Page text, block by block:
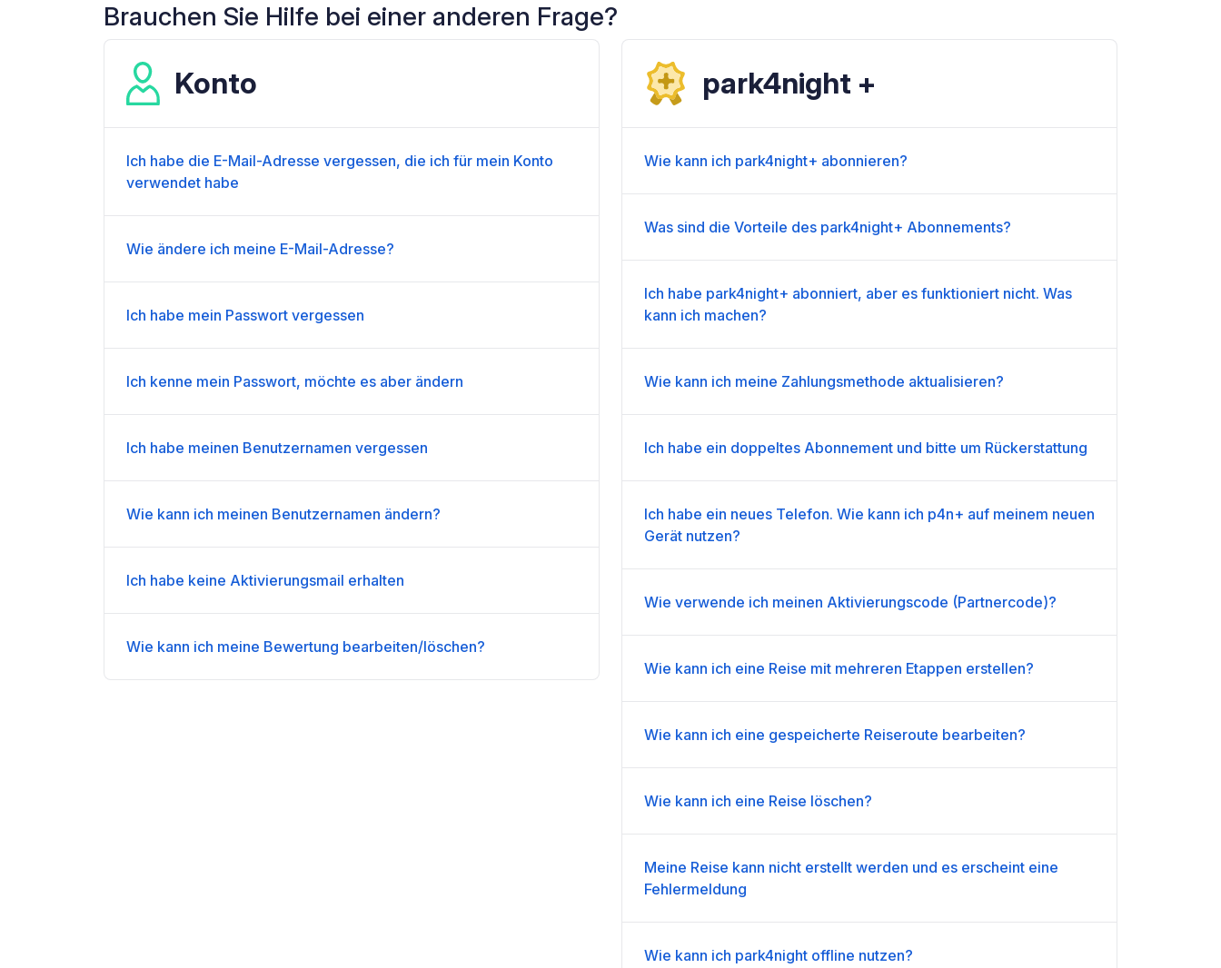
Brauchen Sie Hilfe bei einer anderen Frage?
Konto
Ich habe die E-Mail-Adresse vergessen, die ich für mein Konto
verwendet habe
Wie ändere ich meine E-Mail-Adresse?
Ich habe mein Passwort vergessen
Ich kenne mein Passwort, möchte es aber ändern
Ich habe meinen Benutzernamen vergessen
Wie kann ich meinen Benutzernamen ändern?
Ich habe keine Aktivierungsmail erhalten
Wie kann ich meine Bewertung bearbeiten/löschen?
park4night +
Wie kann ich park4night+ abonnieren?
Was sind die Vorteile des park4night+ Abonnements?
Ich habe park4night+ abonniert, aber es funktioniert nicht. Was
kann ich machen?
Wie kann ich meine Zahlungsmethode aktualisieren?
Ich habe ein doppeltes Abonnement und bitte um Rückerstattung
Ich habe ein neues Telefon. Wie kann ich p4n+ auf meinem neuen
Gerät nutzen?
Wie verwende ich meinen Aktivierungscode (Partnercode)?
Wie kann ich eine Reise mit mehreren Etappen erstellen?
Wie kann ich eine gespeicherte Reiseroute bearbeiten?
Wie kann ich eine Reise löschen?
Meine Reise kann nicht erstellt werden und es erscheint eine
Fehlermeldung
Wie kann ich park4night offline nutzen?